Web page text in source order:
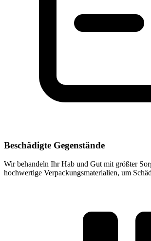
Beschädigte Gegenstände
Wir behandeln Ihr Hab und Gut mit größter
hochwertige Verpackungsmaterialien, um